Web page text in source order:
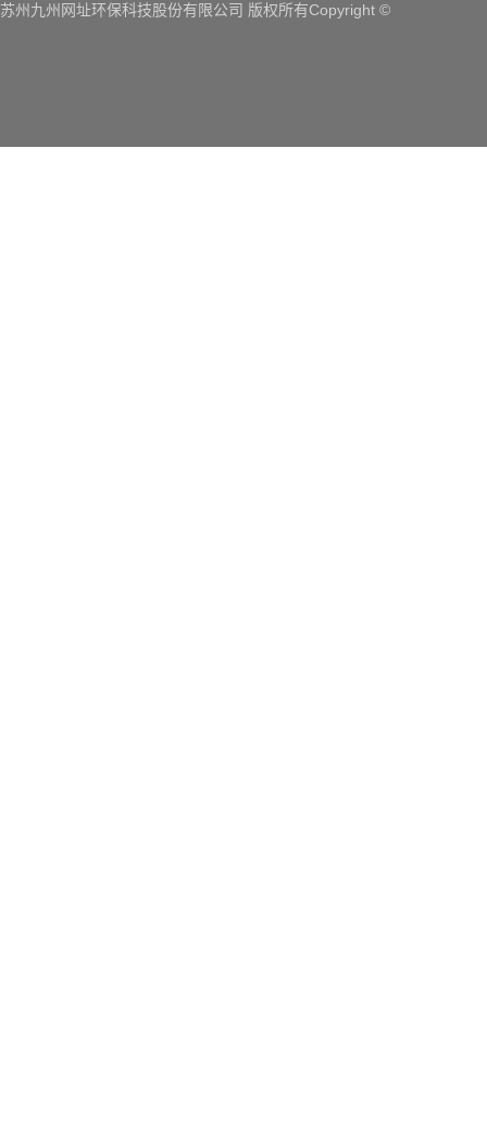
苏州九州网址环保科技股份有限公司 版权所有Copyright ©